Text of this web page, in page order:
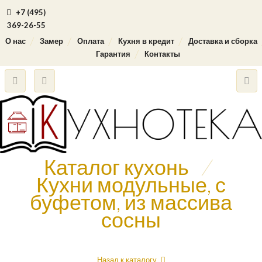
+7 (495)
369-26-55
О нас
Замер Оплата Кухня в кредит
Доставка и сборка
Гарантия
Контакты
Каталог кухонь /
Кухни модульные, с
буфетом, из массива
сосны
Назад к каталогу